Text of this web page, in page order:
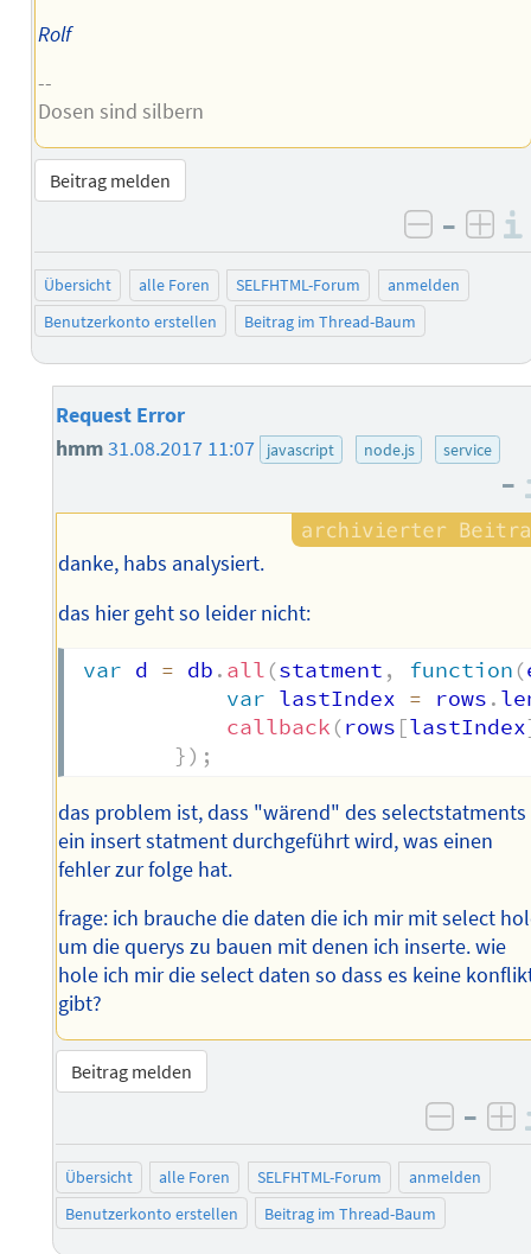
Rolf
--
Dosen sind silbern
Beitrag melden
negativ
–
Übersicht alle Foren SELFHTML-Forum
anmelden
Benutzerkonto erstellen
Beitrag im Thread-Baum
Request Error
hmm31.08.2017 11:07 javascript node.js service
–
danke, habs analysiert.
das hier geht so leider nicht:
var d = db . all (statment , function (
var lastIndex = rows .
callback (rows [lastIndex
}) ;
das problem ist, dass "wärend" des selectstatments
ein insert statment durchgeführt wird, was einen
fehler zur folge hat.
frage: ich brauche die daten die ich mir mit select
um die querys zu bauen mit denen ich inserte. wie
hole ich mir die select daten so dass es keine
gibt?
Beitrag melden
–
Übersicht alle Foren SELFHTML-Forum
anmelden
Benutzerkonto erstellen
Beitrag im Thread-Baum